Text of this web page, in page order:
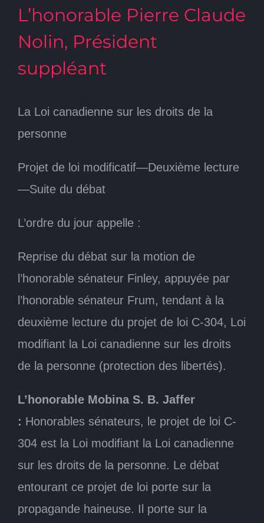
L’honorable Pierre Claude
Nolin, Président
suppléant
La Loi canadienne sur les droits de la
personne
Projet de loi modificatif—Deuxième lecture
—Suite du débat
L’ordre du jour appelle :
Reprise du débat sur la motion de
l’honorable sénateur Finley, appuyée par
l’honorable sénateur Frum, tendant à la
deuxième lecture du projet de loi C-304, Loi
modifiant la Loi canadienne sur les droits
de la personne (protection des libertés).
L’honorable Mobina S. B. Jaffer
: Honorables sénateurs, le projet de loi C-
304 est la Loi modifiant la Loi canadienne
sur les droits de la personne. Le débat
entourant ce projet de loi porte sur la
propagande haineuse. Il porte sur la